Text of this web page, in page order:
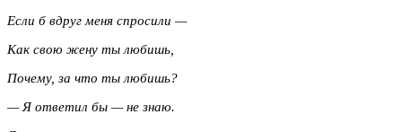
Если б вдруг меня спросили —
Как свою жену ты любишь,
Почему, за что ты любишь?
— Я ответил бы — не знаю.